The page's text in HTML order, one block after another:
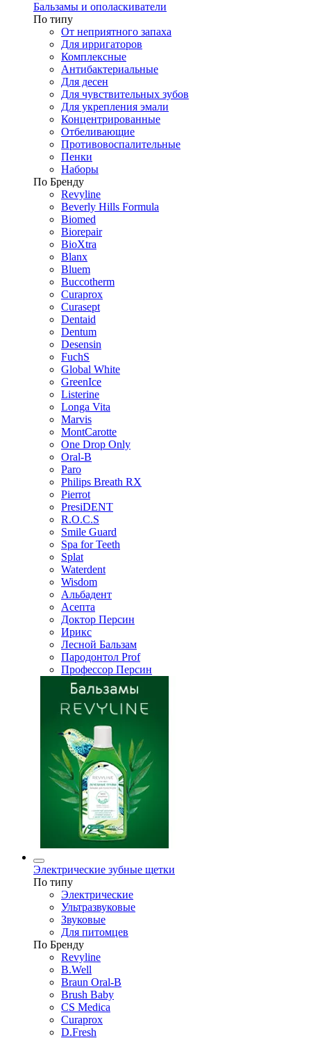
Бальзамы и ополаскиватели
По типу
От неприятного запаха
Для ирригаторов
Комплексные
Антибактериальные
Для десен
Для чувствительных зубов
Для укрепления эмали
Концентрированные
Отбеливающие
Противовоспалительные
Пенки
Наборы
По Бренду
Revyline
Beverly Hills Formula
Biomed
Biorepair
BioXtra
Blanx
Bluem
Buccotherm
Curaprox
Curasept
Dentaid
Dentum
Desensin
FuchS
Global White
GreenIce
Listerine
Longa Vita
Marvis
MontCarotte
One Drop Only
Oral-B
Paro
Philips Breath RX
Pierrot
PresiDENT
R.O.C.S
Smile Guard
Spa for Teeth
Splat
Waterdent
Wisdom
Альбадент
Асепта
Доктор Персин
Ирикс
Лесной Бальзам
Пародонтол Prof
Профессор Персин
Электрические зубные щетки
По типу
Электрические
Ультразвуковые
Звуковые
Для питомцев
По Бренду
Revyline
B.Well
Braun Oral-B
Brush Baby
CS Medica
Curaprox
D.Fresh